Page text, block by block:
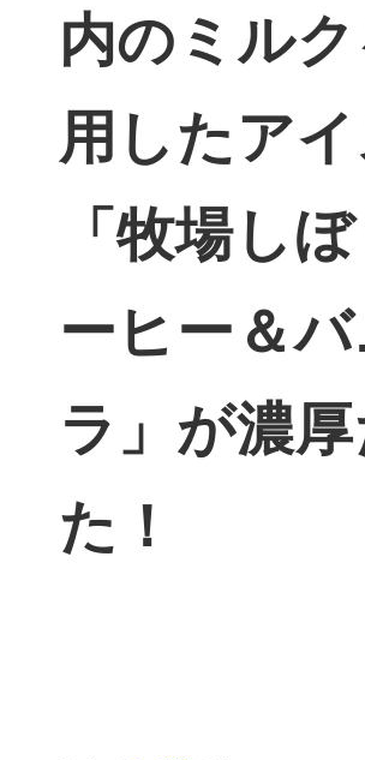
内のミル
用したア
「牧場し
ーヒー＆バ
ラ」が濃厚
た！